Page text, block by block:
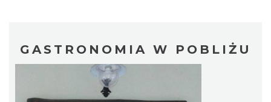
GASTRONOMIA W POBLIŻU